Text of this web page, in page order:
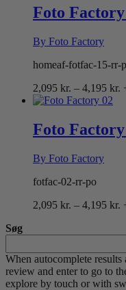
Foto Factory
By Foto Factory
homeaf-fotfac-15-rr-
2,095 kr. – 4,195 kr.
Foto Factory
By Foto Factory
fotfac-02-rr-po
2,095 kr. – 4,195 kr.
Søg
When autocomplete
review and enter to go to
explore by touch or with